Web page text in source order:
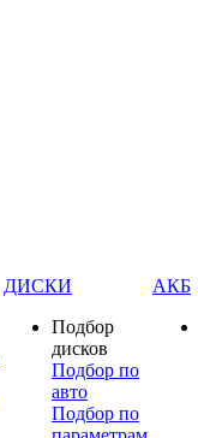
ДИСКИ
Подбор
дисков
Подбор по
авто
Подбор по
АКБ